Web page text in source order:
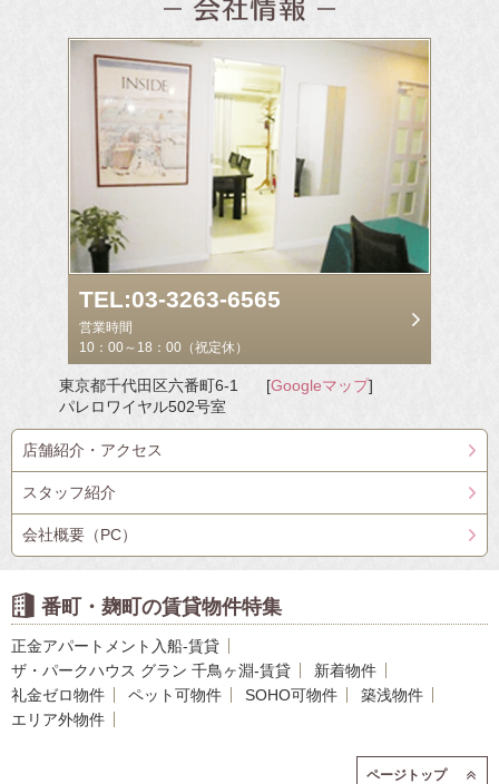
TEL:03-3263-6565
営業時間
10：00～18：00（祝定休）
東京都千代田区六番町6-1
パレロワイヤル502号室
[Googleマップ]
店舗紹介・アクセス
スタッフ紹介
会社概要（PC）
番町・麹町の賃貸物件特集
正金アパートメント入船-賃貸
ザ・パークハウス グラン 千鳥ヶ淵-賃貸
新着物件
礼金ゼロ物件
ペット可物件 SOHO可物件
築浅物件
エリア外物件
ページトップ